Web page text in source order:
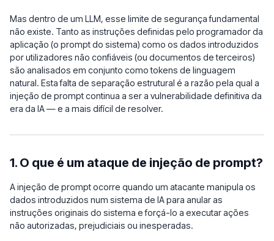
Mas dentro de um LLM, esse limite de segurança fundamental
não existe. Tanto as instruções definidas pelo programador da
aplicação (o prompt do sistema) como os dados introduzidos
por utilizadores não confiáveis (ou documentos de terceiros)
são analisados em conjunto como tokens de linguagem
natural. Esta falta de separação estrutural é a razão pela qual a
injeção de prompt continua a ser a vulnerabilidade definitiva da
era da IA — e a mais difícil de resolver.
1. O que é um ataque de injeção de prompt?
A injeção de prompt ocorre quando um atacante manipula os
dados introduzidos num sistema de IA para anular as
instruções originais do sistema e forçá-lo a executar ações
não autorizadas, prejudiciais ou inesperadas.